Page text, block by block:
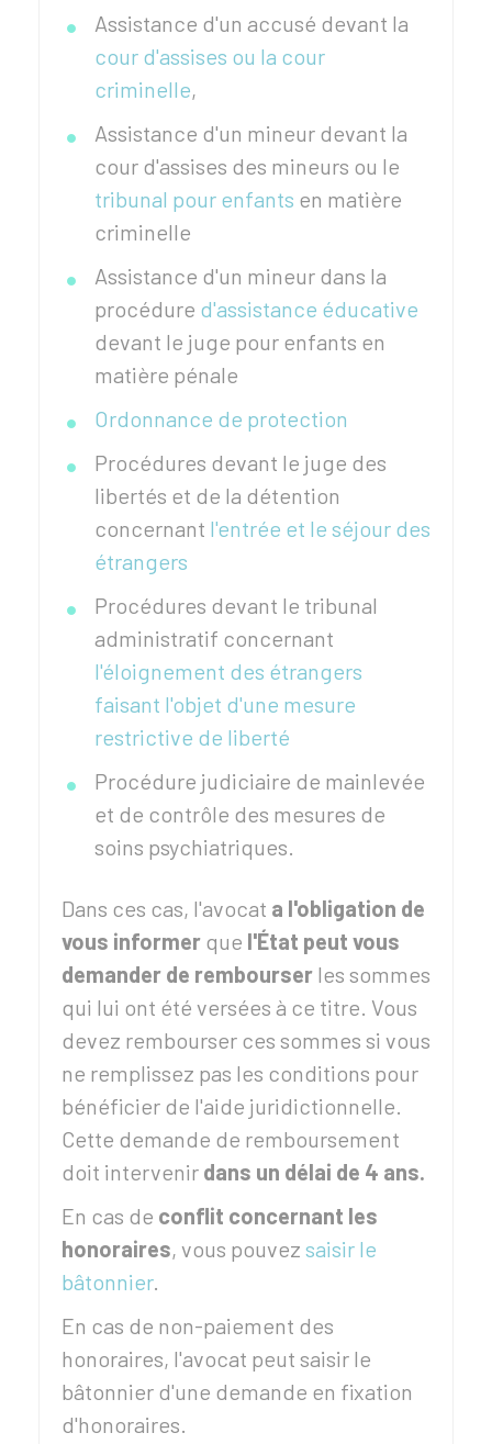
Assistance d'un accusé devant la
cour d'assises ou la cour
criminelle,
Assistance d'un mineur devant la
cour d'assises des mineurs ou le
tribunal pour enfants en matière
criminelle
Assistance d'un mineur dans la
procédure d'assistance éducative
devant le juge pour enfants en
matière pénale
Ordonnance de protection
Procédures devant le juge des
libertés et de la détention
concernant l'entrée et le séjour des
étrangers
Procédures devant le tribunal
administratif concernant
l'éloignement des étrangers
faisant l'objet d'une mesure
restrictive de liberté
Procédure judiciaire de mainlevée
et de contrôle des mesures de
soins psychiatriques.
Dans ces cas, l'avocat a l'obligation de
vous informer que l'État peut vous
demander de rembourser les sommes
qui lui ont été versées à ce titre. Vous
devez rembourser ces sommes si vous
ne remplissez pas les conditions pour
bénéficier de l'aide juridictionnelle.
Cette demande de remboursement
doit intervenir dans un délai de 4 ans.
En cas de conflit concernant les
honoraires, vous pouvez saisir le
bâtonnier.
En cas de non-paiement des
honoraires, l'avocat peut saisir le
bâtonnier d'une demande en fixation
d'honoraires.